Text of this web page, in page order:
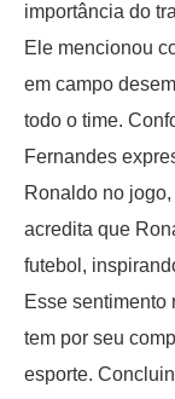
importância do
Ele mencionou
em campo
todo o time.
Fernandes
Ronaldo no
acredita que
futebol,
Esse sentimento
tem por seu
esporte.